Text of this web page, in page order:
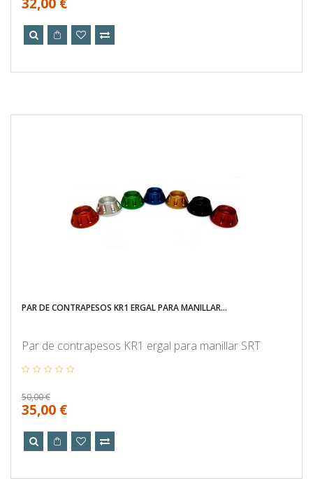
32,00 €
PAR DE CONTRAPESOS KR1 ERGAL PARA MANILLAR...
Par de contrapesos KR1 ergal para manillar SRT
50,00 €
35,00 €